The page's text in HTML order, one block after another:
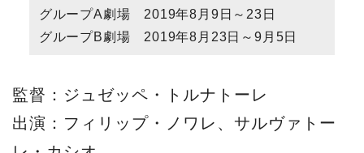
グループA劇場 2019年8月9日～23日
グループB劇場 2019年8月23日～9月5日
監督：ジュゼッペ・トルナトーレ
出演：フィリップ・ノワレ、サルヴァトー